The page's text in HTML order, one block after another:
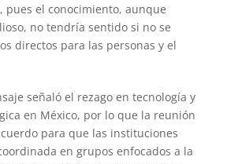
pues el conocimiento, aunque
no tendría sentido si no se
directos para las personas y el
señaló el rezago en tecnología y
en México, por lo que la reunión
para que las instituciones
en grupos enfocados a la